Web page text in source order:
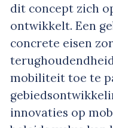
dit concept zich
ontwikkelt. Een
concrete eisen
mobiliteit toe te
innovaties op